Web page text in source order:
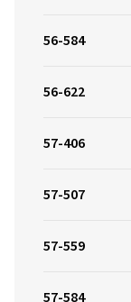
56-584
56-622
57-406
57-507
57-559
57-584